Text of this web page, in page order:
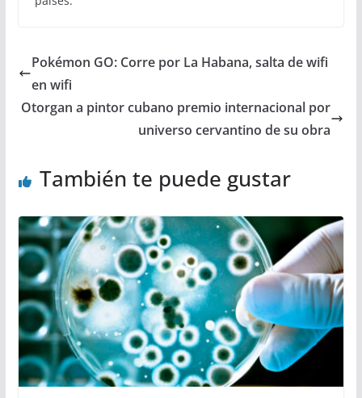
Pokémon GO: Corre por La Habana, salta de wifi
en wifi
Otorgan a pintor cubano premio internacional por
universo cervantino de su obra
También te puede gustar